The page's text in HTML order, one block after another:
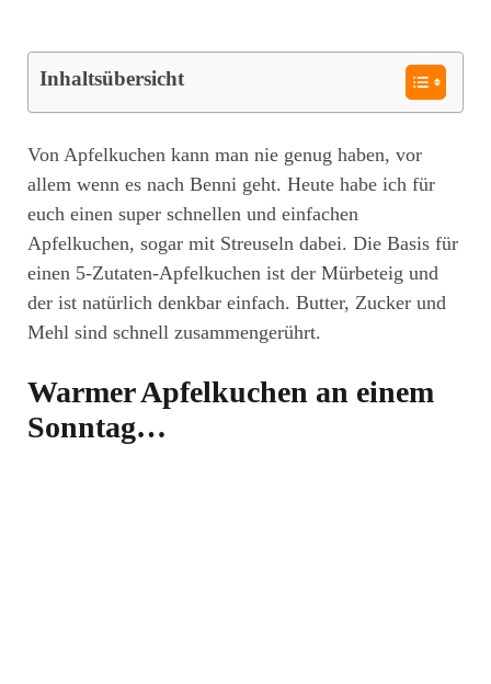
Inhaltsübersicht
Von Apfelkuchen kann man nie genug haben, vor
allem wenn es nach Benni geht. Heute habe ich für
euch einen super schnellen und einfachen
Apfelkuchen, sogar mit Streuseln dabei. Die Basis für
einen 5-Zutaten-Apfelkuchen ist der Mürbeteig und
der ist natürlich denkbar einfach. Butter, Zucker und
Mehl sind schnell zusammengerührt.
Warmer Apfelkuchen an einem
Sonntag…